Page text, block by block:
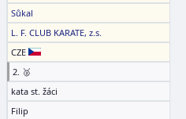
Sůkal
L. F. CLUB KARATE, z.s.
CZE
2. 🥈
kata st. žáci
Filip